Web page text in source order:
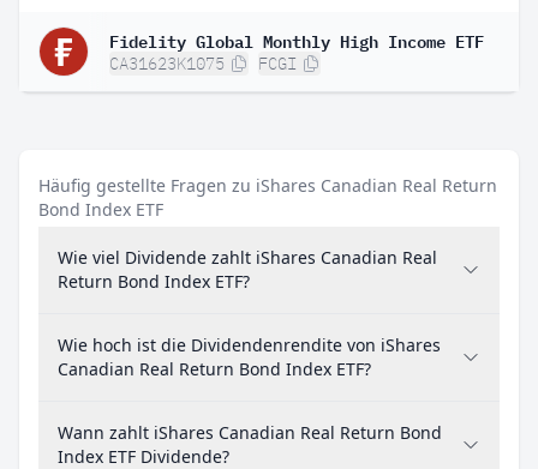
Fidelity Global Monthly High Income ETF
CA31623K1075 FCGI
Häufig gestellte Fragen zu iShares Canadian Real Return
Bond Index ETF
Wie viel Dividende zahlt iShares Canadian Real
Return Bond Index ETF?
Wie hoch ist die Dividendenrendite von iShares
Canadian Real Return Bond Index ETF?
Wann zahlt iShares Canadian Real Return Bond
Index ETF Dividende?